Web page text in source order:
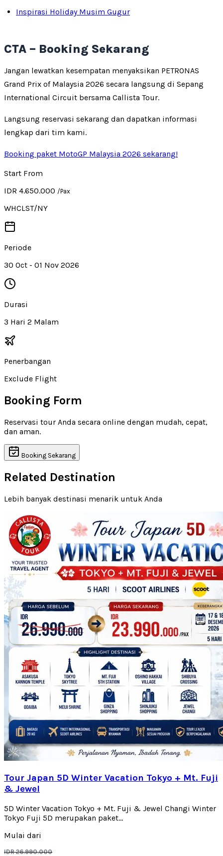
Inspirasi Holiday Musim Gugur
CTA – Booking Sekarang
Jangan lewatkan kesempatan menyaksikan PETRONAS
Grand Prix of Malaysia 2026 secara langsung di Sepang
International Circuit bersama Callista Tour.
Langsung reservasi sekarang dan dapatkan informasi
lengkap dari tim kami.
Booking paket MotoGP Malaysia 2026 sekarang!
Start From
IDR 4.650.000 /Pax
WHCLST/NY
Periode
30 Oct - 01 Nov 2026
Durasi
3 Hari 2 Malam
Penerbangan
Exclude Flight
Booking Form
Reservasi tour Anda secara online dengan mudah, cepat,
dan aman.
Booking Sekarang
Related Destination
Lebih banyak destinasi menarik untuk Anda
Tour Japan 5D Winter Vacation Tokyo + Mt. Fuji
& Jewel
5D Winter Vacation Tokyo + Mt. Fuji & Jewel Changi Winter
Tokyo Fuji 5D merupakan paket...
Mulai dari
IDR 26.990.000